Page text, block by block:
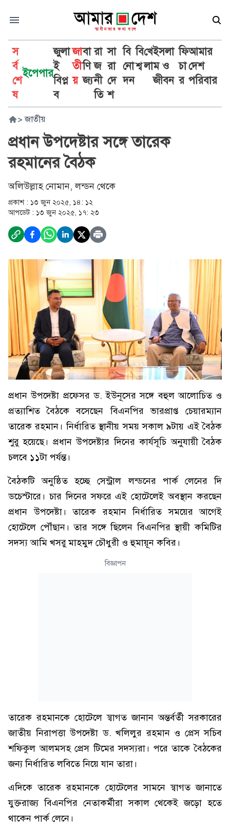
স
র্ব
শে
ষ
ইপেপার
জুলা
ই
বিপ্ল
ব
জা
তী
য়
বা
ণি
জ্য
রা
জ
নী
তি
সা
রা
দে
শ
বি
নো
দন
বি
শ্ব
খে
লা
ইসলা
ম ও
জীবন
ফি
চা
র
আমার
দেশ
পরিবার
> জাতীয়
প্রধান উপদেষ্টার সঙ্গে তারেক
রহমানের বৈঠক
অলিউল্লাহ নোমান, লন্ডন থেকে
প্রকাশ : ১৩ জুন ২০২৫, ১৪: ১২
আপডেট : ১৩ জুন ২০২৫, ১৭: ২৩
প্রধান উপদেষ্টা প্রফেসর ড. ইউনূসের সঙ্গে বহুল আলোচিত ও
প্রত‍্যাশিত বৈঠকে বসেছেন বিএনপির ভারপ্রাপ্ত চেয়ারম্যান
তারেক রহমান। নির্ধারিত স্থানীয় সময় সকাল ৯টায় এই বৈঠক
শুরু হয়েছে। প্রধান উপদেষ্টার দিনের কার্যসূচি অনুযায়ী বৈঠক
চলবে ১১টা পর্যন্ত।
বৈঠকটি অনুষ্ঠিত হচ্ছে সেন্ট্রাল লন্ডনের পার্ক লেনের দি
ডচেস্টারে। চার দিনের সফরে এই হোটেলেই অবস্থান করছেন
প্রধান উপদেষ্টা। তারেক রহমান নির্ধারিত সময়ের আগেই
হোটেলে পৌঁছান। তার সঙ্গে ছিলেন বিএনপির স্থায়ী কমিটির
সদস্য আমি খসরু মাহমুদ চৌধুরী ও হুমায়ূন কবির।
বিজ্ঞাপন
তারেক রহমানকে হোটেলে স্বাগত জানান অন্তর্বর্তী সরকারের
জাতীয় নিরাপত্তা উপদেষ্টা ড. খলিলুর রহমান ও প্রেস সচিব
শফিকুল আলমসহ প্রেস টিমের সদস্যরা। পরে তাকে বৈঠকের
জন‍্য নির্ধারিত লবিতে নিয়ে যান তারা।
এদিকে তারেক রহমানকে হোটেলের সামনে স্বাগত জানাতে
যুক্তরাজ্য বিএনপির নেতাকর্মীরা সকাল থেকেই জড়ো হতে
থাকেন পার্ক লেনে।